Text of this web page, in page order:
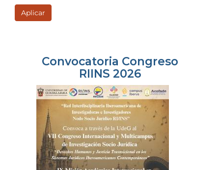
Aplicar
Convocatoria Congreso
RIINS 2026